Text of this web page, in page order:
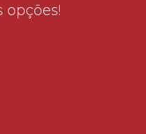
opções!